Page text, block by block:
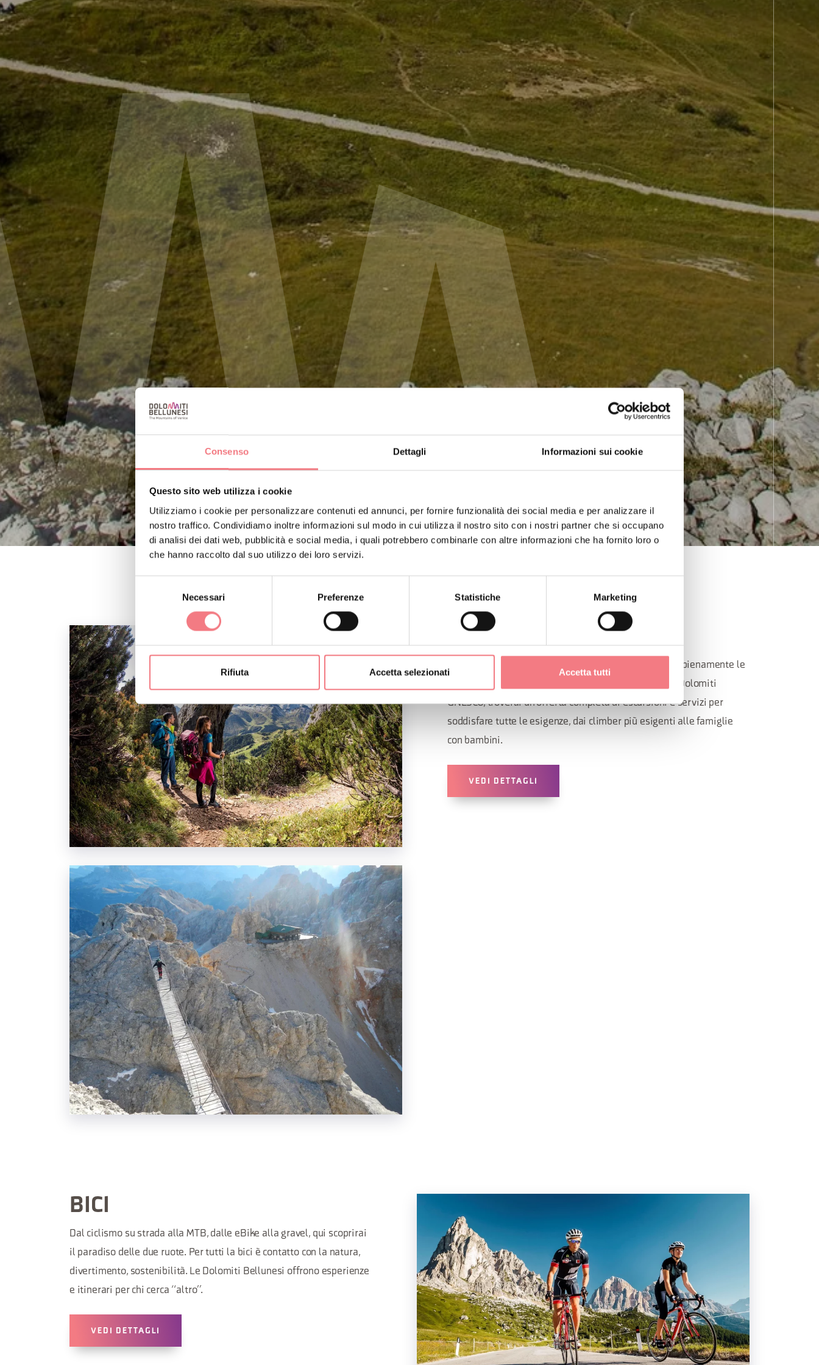
Consenso Dettagli Informazioni sui cookie
Questo sito web utilizza i cookie
Utilizziamo i cookie per personalizzare contenuti ed annunci, per fornire funzionalità dei social media e per analizzare il
nostro traffico. Condividiamo inoltre informazioni sul modo in cui utilizza il nostro sito con i nostri partner che si occupano
di analisi dei dati web, pubblicità e social media, i quali potrebbero combinarle con altre informazioni che ha fornito loro o
che hanno raccolto dal suo utilizzo dei loro servizi.
Necessari Preferenze Statistiche Marketing
Rifiuta Accetta selezionati Accetta tutti
ESCURSIONISMO
Dal trekking alle ferrate, dall’hiking all’alpinismo, vivi pienamente le
montagne bellunesi. Nel panorama mozzafiato delle Dolomiti
UNESCO, troverai un’offerta completa di escursioni e servizi per
soddisfare tutte le esigenze, dai climber più esigenti alle famiglie
con bambini.
VEDI DETTAGLI
BICI
Dal ciclismo su strada alla MTB, dalle eBike alla gravel, qui scoprirai
il paradiso delle due ruote. Per tutti la bici è contatto con la natura,
divertimento, sostenibilità. Le Dolomiti Bellunesi offrono esperienze
e itinerari per chi cerca “altro”.
VEDI DETTAGLI